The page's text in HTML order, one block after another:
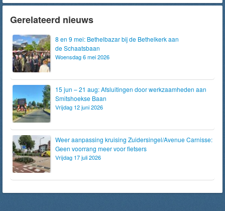
Gerelateerd nieuws
8 en 9 mei: Bethelbazar bij de Bethelkerk aan
de Schaatsbaan
Woensdag 6 mei 2026
15 jun – 21 aug: Afsluitingen door werkzaamheden aan
Smitshoekse Baan
Vrijdag 12 juni 2026
Weer aanpassing kruising Zuidersingel/Avenue Carnisse:
Geen voorrang meer voor fietsers
Vrijdag 17 juli 2026